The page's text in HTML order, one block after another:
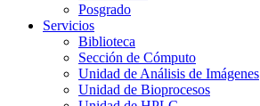
Posgrado
Servicios
Biblioteca
Sección de Cómputo
Unidad de Análisis de Imágenes
Unidad de Bioprocesos